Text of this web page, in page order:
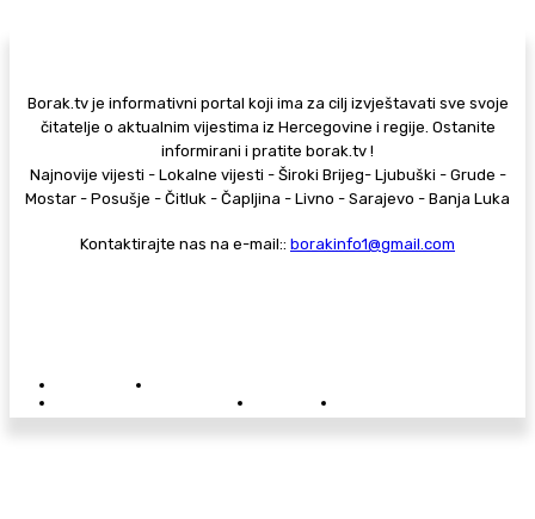
Borak.tv je informativni portal koji ima za cilj izvještavati sve svoje
čitatelje o aktualnim vijestima iz Hercegovine i regije. Ostanite
informirani i pratite borak.tv !
Najnovije vijesti - Lokalne vijesti - Široki Brijeg- Ljubuški - Grude -
Mostar - Posušje - Čitluk - Čapljina - Livno - Sarajevo - Banja Luka
Kontaktirajte nas na e-mail:: borakinfo1@gmail.com